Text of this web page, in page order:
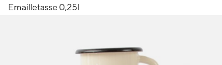
Emailletasse 0,25l